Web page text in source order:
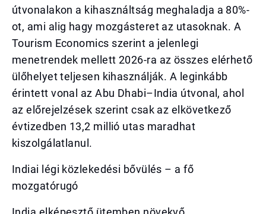
útvonalakon a kihasználtság meghaladja a 80%-
ot, ami alig hagy mozgásteret az utasoknak. A
Tourism Economics szerint a jelenlegi
menetrendek mellett 2026-ra az összes elérhető
ülőhelyet teljesen kihasználják. A leginkább
érintett vonal az Abu Dhabi–India útvonal, ahol
az előrejelzések szerint csak az elkövetkező
évtizedben 13,2 millió utas maradhat
kiszolgálatlanul.
Indiai légi közlekedési bővülés – a fő
mozgatórugó